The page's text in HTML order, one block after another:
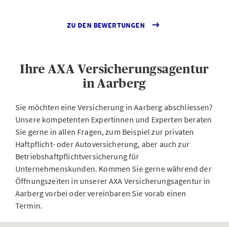
ZU DEN BEWERTUNGEN
Ihre AXA Versicherungsagentur
in Aarberg
Sie möchten eine Versicherung in Aarberg abschliessen?
Unsere kompetenten Expertinnen und Experten beraten
Sie gerne in allen Fragen, zum Beispiel zur privaten
Haftpflicht- oder Autoversicherung, aber auch zur
Betriebshaftpflichtversicherung für
Unternehmenskunden. Kommen Sie gerne während der
Öffnungszeiten in unserer AXA Versicherungsagentur in
Aarberg vorbei oder vereinbaren Sie vorab einen
Termin.